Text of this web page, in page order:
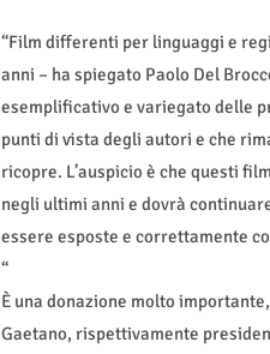
“Film differenti per linguaggi e
anni – ha spiegato Paolo Del
esemplificativo e variegato delle
punti di vista degli autori e che
ricopre. L’auspicio è che questi
negli ultimi anni e dovrà
essere esposte e correttamente
“
È una donazione molto
Gaetano, rispettivamente